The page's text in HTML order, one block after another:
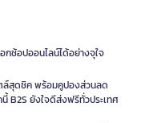
กช้อปออนไลน์ได้อย่างจุใจ
ล์สุดชิค พร้อมคูปองส่วนลด
B2S ยังใจดีส่งฟรีทั่วประเทศ